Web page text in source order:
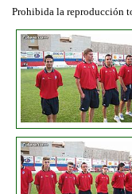
Prohibida la reproducción